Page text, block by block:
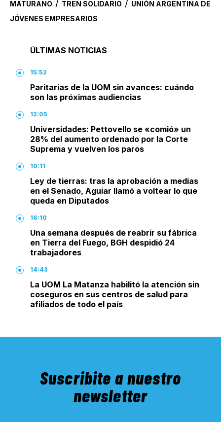
MATURANO / TREN SOLIDARIO / UNIÓN ARGENTINA DE
JÓVENES EMPRESARIOS
ÚLTIMAS NOTICIAS
15:52
Paritarias de la UOM sin avances: cuándo
son las próximas audiencias
12:05
Universidades: Pettovello se «comió» un
28% del aumento ordenado por la Corte
Suprema y vuelven los paros
10:11
Ley de tierras: tras la aprobación a medias
en el Senado, Aguiar llamó a voltear lo que
queda en Diputados
16:10
Una semana después de reabrir su fábrica
en Tierra del Fuego, BGH despidió 24
trabajadores
14:43
La UOM La Matanza habilitó la atención sin
coseguros en sus centros de salud para
afiliados de todo el país
Suscribite a nuestro
newsletter